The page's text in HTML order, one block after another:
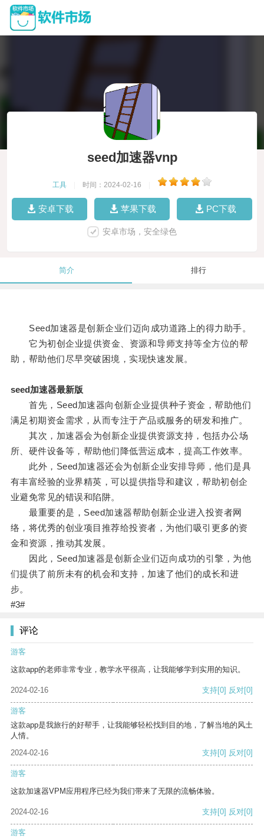
seed加速器vnp
工具 时间：2024-02-16
安卓下载 苹果下载 PC下载
安卓市场，安全绿色
简介 排行
Seed加速器是创新企业们迈向成功道路上的得力助手。
它为初创企业提供资金、资源和导师支持等全方位的帮
助，帮助他们尽早突破困境，实现快速发展。
seed加速器最新版
首先，Seed加速器向创新企业提供种子资金，帮助他们
满足初期资金需求，从而专注于产品或服务的研发和推广。
其次，加速器会为创新企业提供资源支持，包括办公场
所、硬件设备等，帮助他们降低营运成本，提高工作效率。
此外，Seed加速器还会为创新企业安排导师，他们是具
有丰富经验的业界精英，可以提供指导和建议，帮助初创企
业避免常见的错误和陷阱。
最重要的是，Seed加速器帮助创新企业进入投资者网
络，将优秀的创业项目推荐给投资者，为他们吸引更多的资
金和资源，推动其发展。
因此，Seed加速器是创新企业们迈向成功的引擎，为他
们提供了前所未有的机会和支持，加速了他们的成长和进
步。
#3#
评论
游客
这款app的老师非常专业，教学水平很高，让我能够学到实用的知识。
2024-02-16 支持[0] 反对[0]
游客
这款app是我旅行的好帮手，让我能够轻松找到目的地，了解当地的风土
人情。
2024-02-16
支持[0] 反对[0]
游客
这款加速器VPM应用程序已经为我们带来了无限的流畅体验。
2024-02-16 支持[0] 反对[0]
游客